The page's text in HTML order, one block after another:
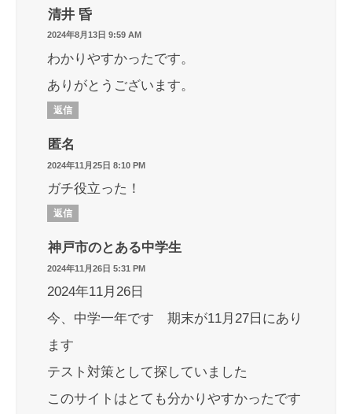
清井 昏
2024年8月13日 9:59 AM
わかりやすかったです。
ありがとうございます。
返信
匿名
2024年11月25日 8:10 PM
ガチ役立った！
返信
神戸市のとある中学生
2024年11月26日 5:31 PM
2024年11月26日
今、中学一年です 期末が11月27日にあり
ます
テスト対策として探していました
このサイトはとても分かりやすかったです